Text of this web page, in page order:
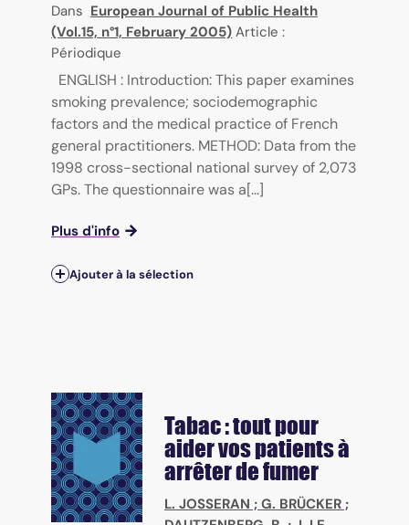
Dans European Journal of Public Health
(Vol.15, n°1, February 2005) Article :
Périodique
ENGLISH : Introduction: This paper examines
smoking prevalence; sociodemographic
factors and the medical practice of French
general practitioners. METHOD: Data from the
1998 cross-sectional national survey of 2,073
GPs. The questionnaire was a[...]
Plus d'info
Ajouter à la sélection
Tabac : tout pour
aider vos patients à
arrêter de fumer
L. JOSSERAN ; G. BRÜCKER ;